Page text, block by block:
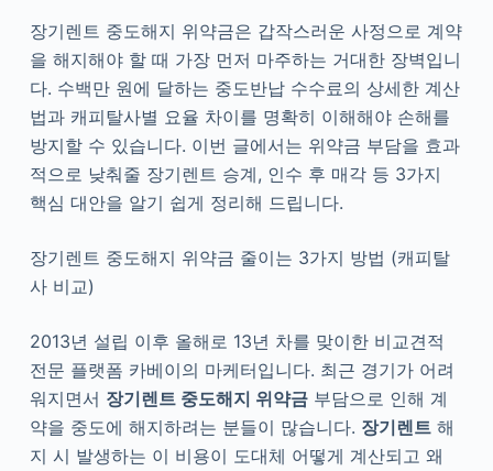
장기렌트 중도해지 위약금은 갑작스러운 사정으로 계약
을 해지해야 할 때 가장 먼저 마주하는 거대한 장벽입니
다. 수백만 원에 달하는 중도반납 수수료의 상세한 계산
법과 캐피탈사별 요율 차이를 명확히 이해해야 손해를
방지할 수 있습니다. 이번 글에서는 위약금 부담을 효과
적으로 낮춰줄 장기렌트 승계, 인수 후 매각 등 3가지
핵심 대안을 알기 쉽게 정리해 드립니다.
장기렌트 중도해지 위약금 줄이는 3가지 방법 (캐피탈
사 비교)
2013년 설립 이후 올해로 13년 차를 맞이한 비교견적
전문 플랫폼 카베이의 마케터입니다. 최근 경기가 어려
워지면서 장기렌트 중도해지 위약금부담으로 인해 계
약을 중도에 해지하려는 분들이 많습니다. 장기렌트해
지 시 발생하는 이 비용이 도대체 어떻게 계산되고 왜